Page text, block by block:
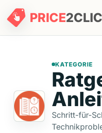
PRICE2
KATEGORIE
Schritt-für-